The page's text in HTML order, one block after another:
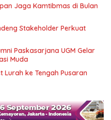
Jaga Kamtibmas di Bulan
Stakeholder Perkuat
Paskasarjana UGM Gelar
Muda
Lurah ke Tengah Pusaran